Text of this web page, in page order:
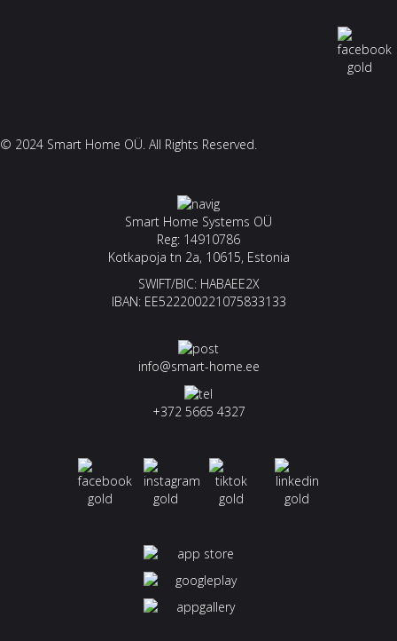
© 2024 Smart Home OÜ. All Rights Reserved.
Smart Home Systems OÜ
Reg: 14910786
Kotkapoja tn 2a, 10615, Estonia
SWIFT/BIC: HABAEE2X
IBAN: EE522200221075833133
info@smart-home.ee
+372 5665 4327